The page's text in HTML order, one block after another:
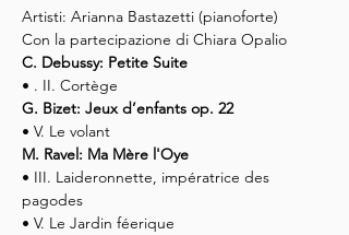
Artisti: Arianna Bastazetti (pianoforte)
Con la partecipazione di Chiara Opalio
C. Debussy: Petite Suite
• . II. Cortège
G. Bizet: Jeux d’enfants op. 22
• V. Le volant
M. Ravel: Ma Mère l'Oye
• III. Laideronnette, impératrice des
pagodes
• V. Le Jardin féerique